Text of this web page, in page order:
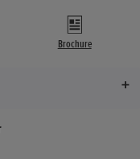
Brochure